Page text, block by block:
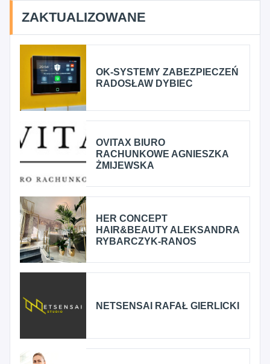
ZAKTUALIZOWANE
OK-SYSTEMY ZABEZPIECZEŃ
RADOSŁAW DYBIEC
OVITAX BIURO
RACHUNKOWE AGNIESZKA
ŻMIJEWSKA
HER CONCEPT
HAIR&BEAUTY ALEKSANDRA
RYBARCZYK-RANOS
NETSENSAI RAFAŁ GIERLICKI